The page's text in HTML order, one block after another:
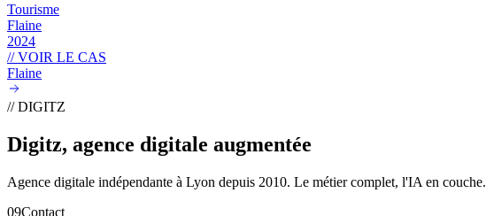
Tourisme
Flaine
2024
// VOIR LE CAS
Flaine
// DIGITZ
Digitz, agence digitale augmentée
Agence digitale indépendante à Lyon depuis 2010. Le métier complet, l'IA en couche.
09Contact